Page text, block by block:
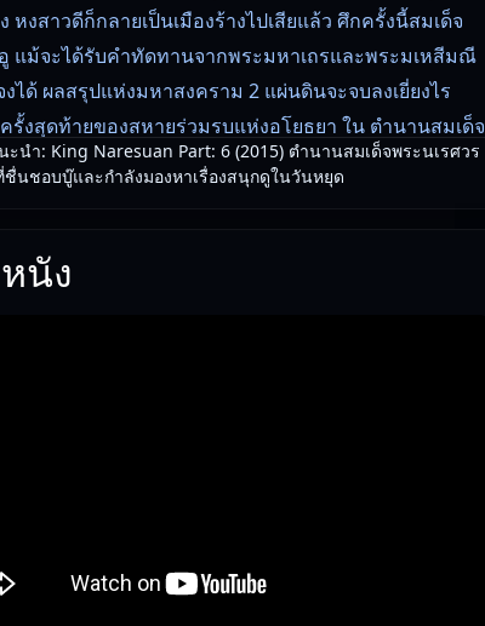
งสาวดีก็กลายเป็นเมืองร้างไปเสียแล้ว ศึกครั้งนี้สมเด็จ
แม้จะได้รับคำทัดทานจากพระมหาเถรและพระมเหสีมณี
ได้ ผลสรุปแห่งมหาสงคราม 2 แผ่นดินจะจบลงเยี่ยงไร
งสุดท้ายของสหายร่วมรบแห่งอโยธยา ใน ตำนานสมเด็จ
นำ: King Naresuan Part: 6 (2015) ตํานานสมเด็จพระนเรศวร
นชอบบู๊และกำลังมองหาเรื่องสนุกดูในวันหยุด
นัง